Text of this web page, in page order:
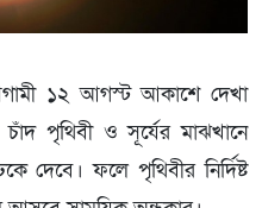
১২ আগস্ট আকাশে দেখা
পৃথিবী ও সূর্যের মাঝখানে
দেবে। ফলে পৃথিবীর নির্দিষ্ট